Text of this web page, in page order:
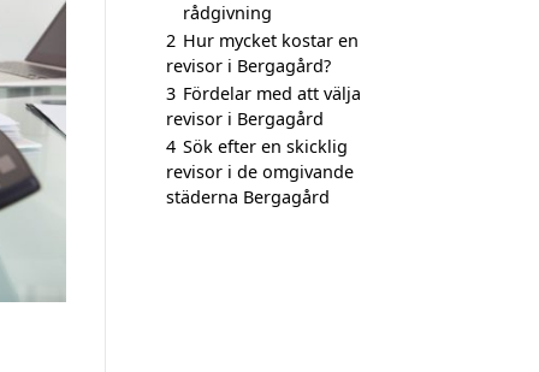
rådgivning
2 Hur mycket kostar en
revisor i Bergagård?
3 Fördelar med att välja
revisor i Bergagård
4 Sök efter en skicklig
revisor i de omgivande
städerna Bergagård